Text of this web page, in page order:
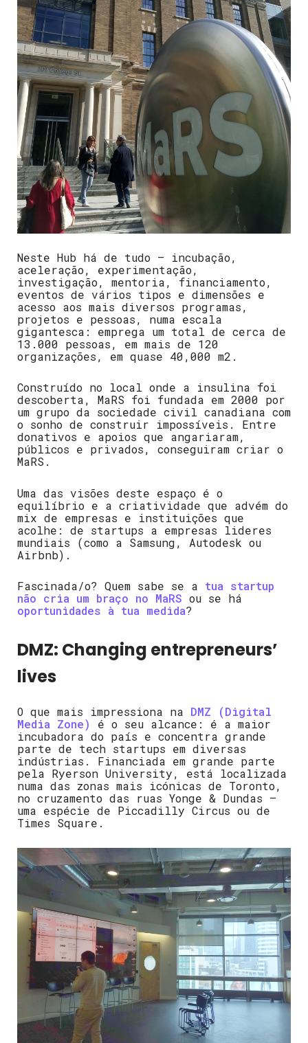
Neste Hub há de tudo – incubação,
aceleração, experimentação,
investigação, mentoria, financiamento,
eventos de vários tipos e dimensões e
acesso aos mais diversos programas,
projetos e pessoas, numa escala
gigantesca: emprega um total de cerca de
13.000 pessoas, em mais de 120
organizações, em quase 40,000 m2.
Construído no local onde a insulina foi
descoberta, MaRS foi fundada em 2000 por
um grupo da sociedade civil canadiana com
o sonho de construir impossíveis. Entre
donativos e apoios que angariaram,
públicos e privados, conseguiram criar o
MaRS.
Uma das visões deste espaço é o
equilíbrio e a criatividade que advém do
mix de empresas e instituições que
acolhe: de startups a empresas lideres
mundiais (como a Samsung, Autodesk ou
Airbnb).
Fascinada/o? Quem sabe se a tua startup
não cria um braço no MaRS ou se há
oportunidades à tua medida?
DMZ: Changing entrepreneurs’
lives
O que mais impressiona na DMZ (Digital
Media Zone)
é o seu alcance: é a maior
incubadora do país e concentra grande
parte de tech startups em diversas
indústrias. Financiada em grande parte
pela Ryerson University, está localizada
numa das zonas mais icónicas de Toronto,
no cruzamento das ruas Yonge & Dundas –
uma espécie de Piccadilly Circus ou de
Times Square.